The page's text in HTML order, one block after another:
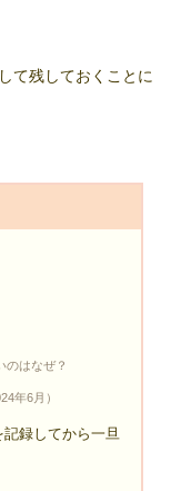
て残しておくことに
のはなぜ？
年6月）
録してから一旦